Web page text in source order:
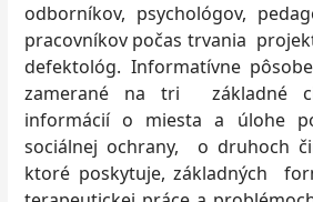
odborníkov, psychológov,
pracovníkov počas trvania
defektológ. Informatívne
zamerané na tri základné
informácií o miesta a úlohe
sociálnej ochrany, o druhoch
ktoré poskytuje, základných